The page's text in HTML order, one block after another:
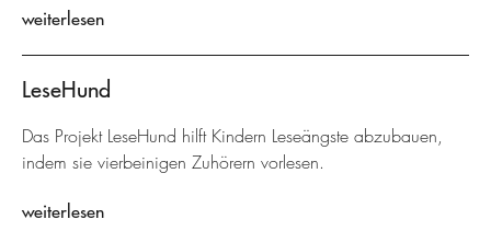
weiterlesen
LeseHund
Das Projekt LeseHund hilft Kindern Leseängste abzubauen,
indem sie vierbeinigen Zuhörern vorlesen.
weiterlesen